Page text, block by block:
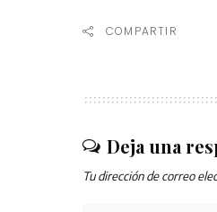
COMPARTIR
Deja una
Tu dirección de correo